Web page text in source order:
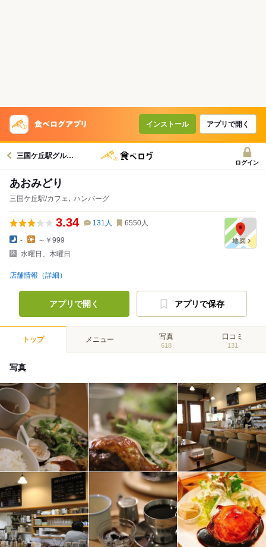
インストール アプリで開く
三国ケ丘駅グルメへ
ログイン
あおみどり
三国ケ丘駅/カフェ､ ハンバーグ
3.34 131 人 6550人
-
～￥999
水曜日、木曜日
店舗情報（詳細）
アプリで開く アプリで保存
トップ メニュー 写真
618
口コミ
131
写真